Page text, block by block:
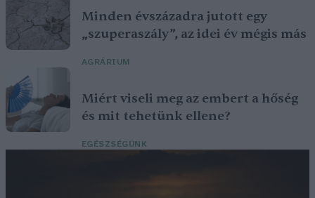
Minden évszázadra jutott egy
„szuperaszály”, az idei év mégis más
AGRÁRIUM
Miért viseli meg az embert a hőség
és mit tehetünk ellene?
EGÉSZSÉGÜNK